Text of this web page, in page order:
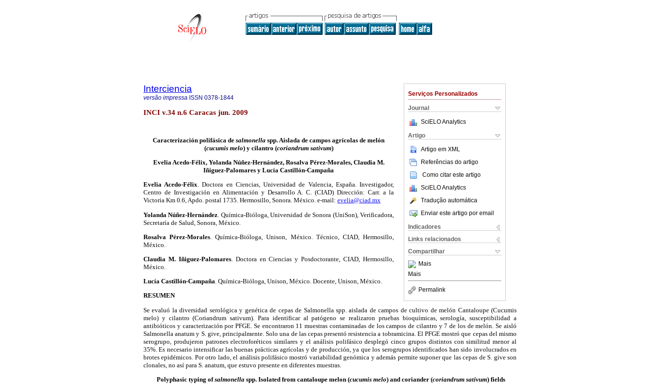
Serviços Personalizados
Journal
SciELO Analytics
Artigo
Artigo em XML
Referências do artigo
Como citar este artigo
SciELO Analytics
Tradução automática
Enviar este artigo por email
Indicadores
Links relacionados
Compartilhar
Mais
Mais
Permalink
Interciencia
versão impressa ISSN 0378-1844
INCI v.34 n.6 Caracas jun. 2009
Caracterización polifásica de salmonella spp. Aislada de campos agrícolas de melón
(cucumis melo) y cilantro (coriandrum sativum)
Evelia Acedo-Félix, Yolanda Núñez-Hernández, Rosalva Pérez-Morales, Claudia M.
Iñiguez-Palomares y Lucía Castillón-Campaña
Evelia Acedo-Félix. Doctora en Ciencias, Universidad de Valencia, España. Investigador,
Centro de Investigación en Alimentación y Desarrollo A. C. (CIAD) Dirección: Carr. a la
Victoria Km 0.6, Apdo. postal 1735. Hermosillo, Sonora. México. e-mail: evelia@ciad.mx
Yolanda Núñez-Hernández . Química-Bióloga, Universidad de Sonora (UniSon), Verificadora,
Secretaría de Salud, Sonora, México.
Rosalva Pérez-Morales . Química-Bióloga, Unison, México. Técnico, CIAD, Hermosillo,
México.
Claudia M. Iñiguez-Palomares. Doctora en Ciencias y Posdoctorante, CIAD, Hermosillo,
México.
Lucía Castillón-Campaña. Química-Bióloga, Unison, México. Docente, Unison, México.
RESUMEN
Se evaluó la diversidad serológica y genética de cepas de Salmonella spp. aislada de campos de cultivo de melón Cantaloupe (Cucumis
melo) y cilantro (Coriandrum sativum). Para identificar al patógeno se realizaron pruebas bioquímicas, serología, susceptibilidad a
antibióticos y caracterización por PFGE. Se encontraron 11 muestras contaminadas de los campos de cilantro y 7 de los de melón. Se aisló
Salmonella anatum y S. give, principalmente. Solo una de las cepas presentó resistencia a tobramicina. El PFGE mostró que cepas del mismo
serogrupo, produjeron patrones electroforéticos similares y el análisis polifásico desplegó cinco grupos distintos con similitud menor al
35%. Es necesario intensificar las buenas prácticas agrícolas y de producción, ya que los serogrupos identificados han sido involucrados en
brotes epidémicos. Por otro lado, el análisis polifásico mostró variabilidad genómica y además permite suponer que las cepas de S. give son
clonales, no así para S. anatum, que estuvo presente en diferentes muestras.
Polyphasic typing ofsalmonellaspp. Isolated from cantaloupe melon (cucumis melo) and coriander (coriandrum sativum) fields